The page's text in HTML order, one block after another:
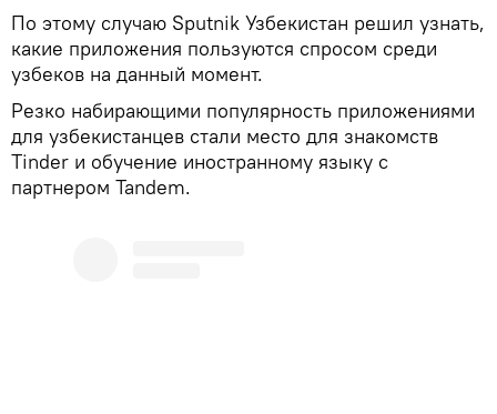
По этому случаю Sputnik Узбекистан решил узнать,
какие приложения пользуются спросом среди
узбеков на данный момент.
Резко набирающими популярность приложениями
для узбекистанцев стали место для знакомств
Tinder и обучение иностранному языку с
партнером Tandem.